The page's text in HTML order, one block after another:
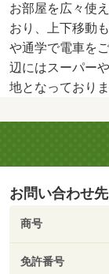
お部屋を広々使
おり、上下移動
や通学で電車を
辺にはスーパー
地となっており
お問い合わせ先
商号
免許番号